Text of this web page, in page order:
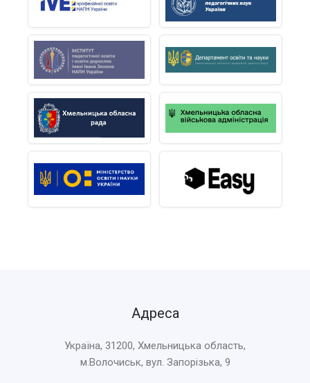
Адреса
Україна, 31200, Хмельницька область,
м.Волочиськ, вул. Запорізька, 9